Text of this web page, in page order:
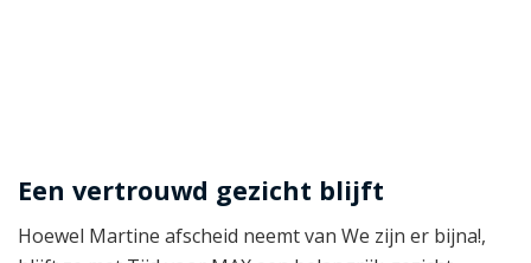
Een vertrouwd gezicht blijft
Hoewel Martine afscheid neemt van We zijn er bijna!,